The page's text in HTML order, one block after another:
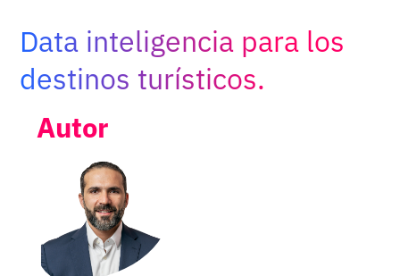
Buscar:
Data inteligencia para los
destinos turísticos.
Autor